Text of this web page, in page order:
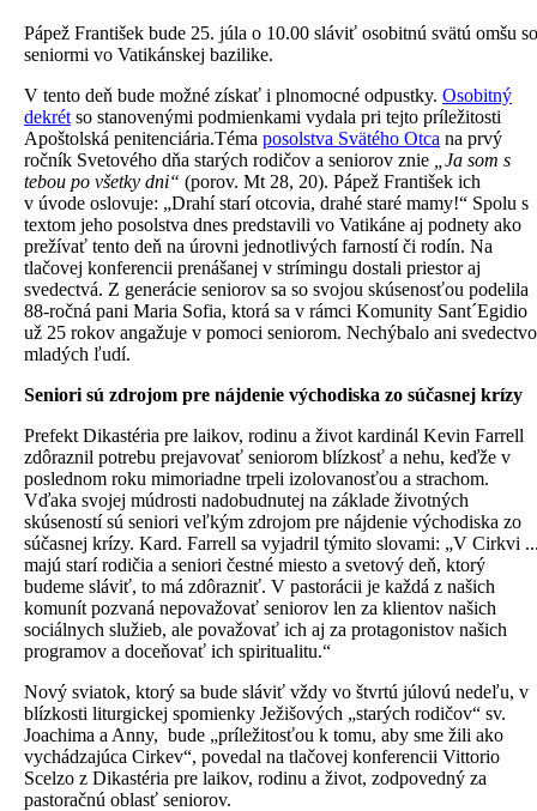
Pápež František bude 25. júla o 10.00 sláviť osobitnú svätú omšu so
seniormi vo Vatikánskej bazilike.
V tento deň bude možné získať i plnomocné odpustky. Osobitný
dekrét so stanovenými podmienkami vydala pri tejto príležitosti
Apoštolská penitenciária.Téma posolstva Svätého Otca na prvý
ročník Svetového dňa starých rodičov a seniorov znie
„Ja som s
tebou po všetky dni“ (porov. Mt 28, 20). Pápež František ich
v úvode oslovuje: „Drahí starí otcovia, drahé staré mamy!“ Spolu s
textom jeho posolstva dnes predstavili vo Vatikáne aj podnety ako
prežívať tento deň na úrovni jednotlivých farností či rodín. Na
tlačovej konferencii prenášanej v strímingu dostali priestor aj
svedectvá. Z generácie seniorov sa so svojou skúsenosťou podelila
88-ročná pani Maria Sofia, ktorá sa v rámci Komunity Sant´Egidio
už 25 rokov angažuje v pomoci seniorom. Nechýbalo ani svedectvo
mladých ľudí.
Seniori sú zdrojom pre nájdenie východiska zo súčasnej krízy
Prefekt Dikastéria pre laikov, rodinu a život kardinál Kevin Farrell
zdôraznil potrebu prejavovať seniorom blízkosť a nehu, keďže v
poslednom roku mimoriadne trpeli izolovanosťou a strachom.
Vďaka svojej múdrosti nadobudnutej na základe životných
skúseností sú seniori veľkým zdrojom pre nájdenie východiska zo
súčasnej krízy. Kard. Farrell sa vyjadril týmito slovami: „V Cirkvi
majú starí rodičia a seniori čestné miesto a svetový deň, ktorý
budeme sláviť, to má zdôrazniť. V pastorácii je každá z našich
komunít pozvaná nepovažovať seniorov len za klientov našich
sociálnych služieb, ale považovať ich aj za protagonistov našich
programov a doceňovať ich spiritualitu.“
Nový sviatok, ktorý sa bude sláviť vždy vo štvrtú júlovú nedeľu, v
blízkosti liturgickej spomienky Ježišových „starých rodičov“ sv.
Joachima a Anny, bude „príležitosťou k tomu, aby sme žili ako
vychádzajúca Cirkev“, povedal na tlačovej konferencii Vittorio
Scelzo z Dikastéria pre laikov, rodinu a život, zodpovedný za
pastoračnú oblasť seniorov.